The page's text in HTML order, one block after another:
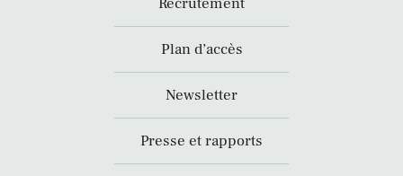
Plan d’accès
Newsletter
Presse et rapports